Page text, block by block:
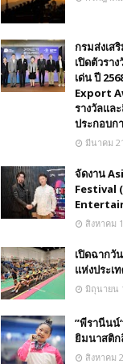
กรมส่งเส
เปิดตัวรา
เด่น ปี
Export
รางวัลแล
ประกอบก
มีนาคม
จัดงาน
Festival
สิงหาคม
เปิดฉากวั
แห่งประเ
มิถุนายน
”พีรานีนน์
ยิมนาสติก
สิงหาคม